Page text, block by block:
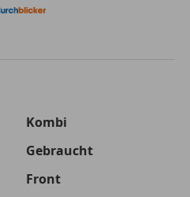
120 Monate
€ 39 800,-
Kombi
Gebraucht
Front